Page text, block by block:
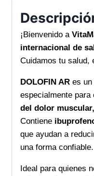
tienda
internacional
de
bienestar
cantidad
¡Bienvenido a
internacional de
Cuidamos tu salud,
DOLOFIN AR es un
especialmente para
del dolor
Contiene
que ayudan a
una forma confiable.
Ideal para quienes